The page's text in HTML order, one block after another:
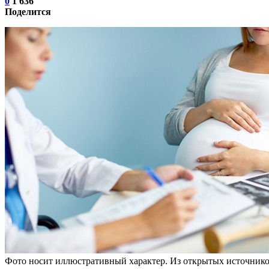
Поделится
Фото носит иллюстративный характер. Из открытых